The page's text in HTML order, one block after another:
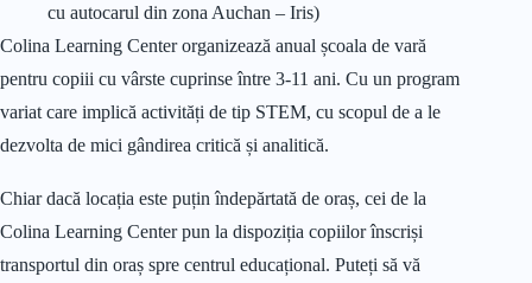
cu autocarul din zona Auchan – Iris)
Colina Learning Center organizează anual școala de vară
pentru copiii cu vârste cuprinse între 3-11 ani. Cu un program
variat care implică activități de tip STEM, cu scopul de a le
dezvolta de mici gândirea critică și analitică.
Chiar dacă locația este puțin îndepărtată de oraș, cei de la
Colina Learning Center pun la dispoziția copiilor înscriși
transportul din oraș spre centrul educațional. Puteți să vă